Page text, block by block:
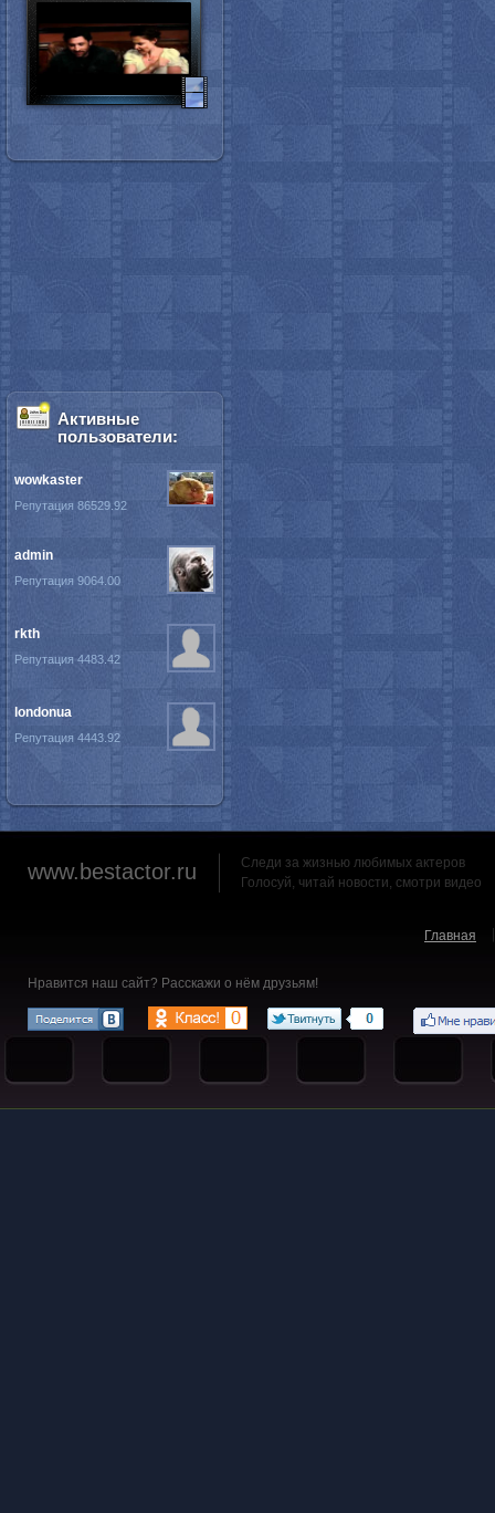
Активные
пользователи:
wowkaster
Репутация 86529.92
admin
Репутация 9064.00
rkth
Репутация 4483.42
londonua
Репутация 4443.92
www.bestactor.ru
Следи за жизнью любимых актеров
Голосуй, читай новости, смотри видео
Главная
Нравится наш сайт? Расскажи о нём друзьям!